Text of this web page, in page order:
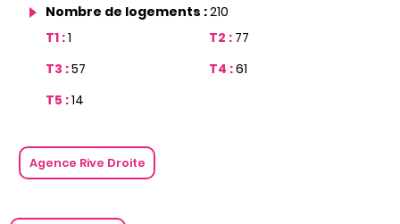
Nombre de logements :210
T1 :1 T2 : 77
T3 :57 T4 :61
T5 :14
Agence Rive Droite